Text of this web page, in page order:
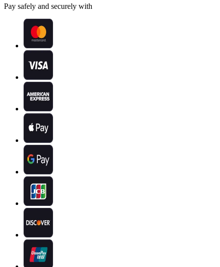
Pay safely and securely with